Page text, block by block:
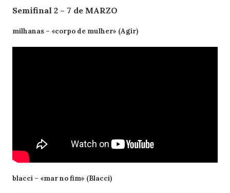
Semifinal 2 – 7 de MARZO
milhanas – «corpo de mulher» (Agir)
blacci – «mar no fim» (Blacci)